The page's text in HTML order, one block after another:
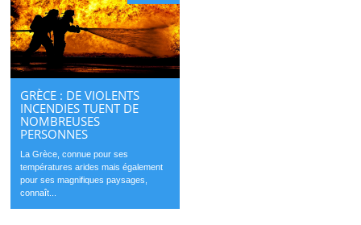
GRÈCE : DE VIOLENTS
INCENDIES TUENT DE
NOMBREUSES
PERSONNES
La Grèce, connue pour ses
températures arides mais également
pour ses magnifiques paysages,
connaît...